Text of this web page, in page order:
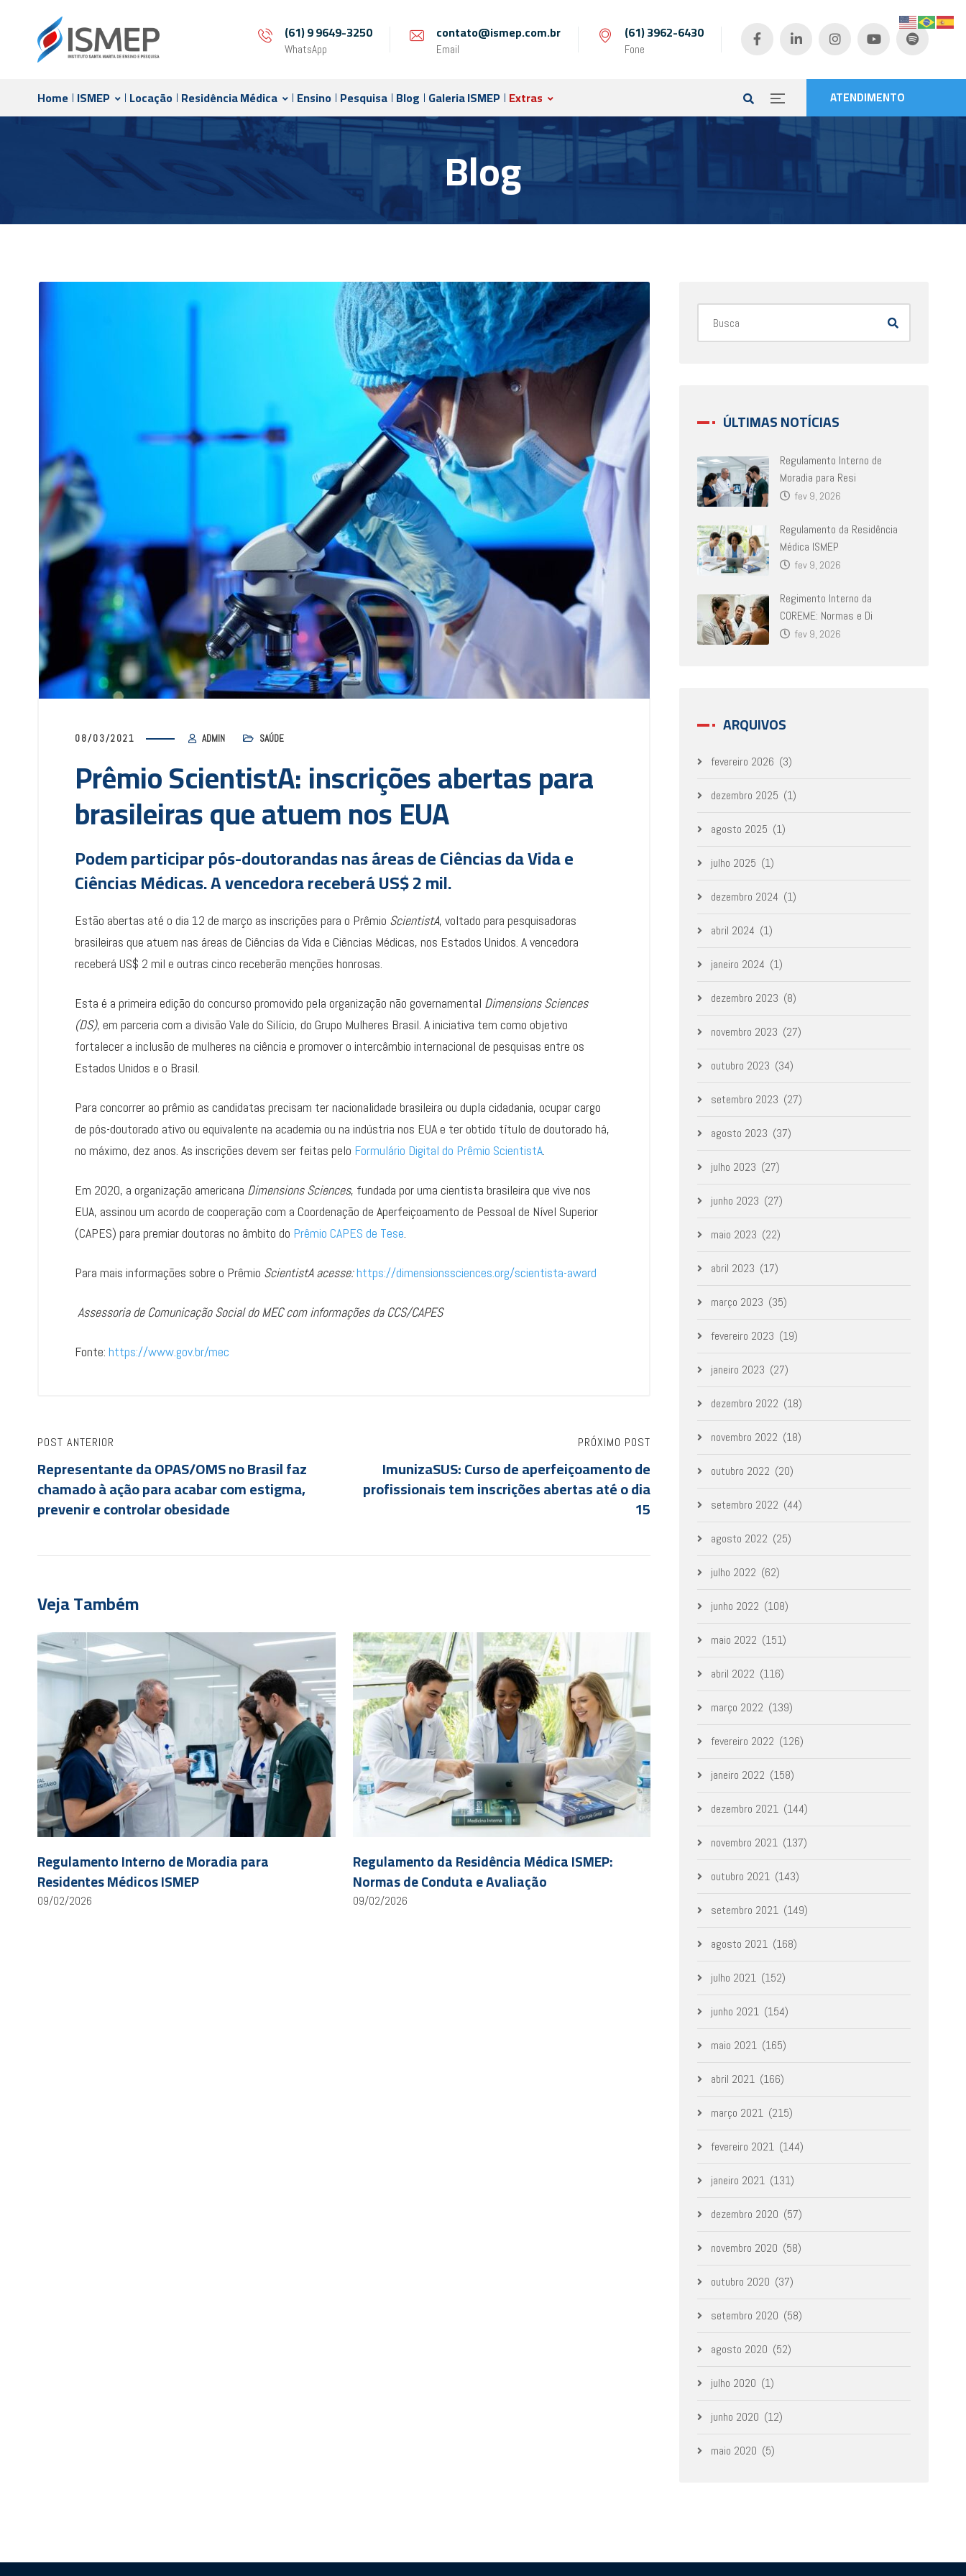
(61) 9 9649-3250
WhatsApp
contato@ismep.com.br
Email
(61) 3962-6430
Fone
ATENDIMENTO
Home ISMEP Locação Residência Médica Ensino Pesquisa Blog Galeria ISMEP Extras
Blog
08/03/2021 ADMIN SAÚDE
Prêmio ScientistA: inscrições abertas para
brasileiras que atuem nos EUA
Podem participar pós-doutorandas nas áreas de Ciências da Vida e
Ciências Médicas. A vencedora receberá US$ 2 mil.
Estão abertas até o dia 12 de março as inscrições para o Prêmio ScientistA, voltado para pesquisadoras
brasileiras que atuem nas áreas de Ciências da Vida e Ciências Médicas, nos Estados Unidos. A vencedora
receberá US$ 2 mil e outras cinco receberão menções honrosas.
Esta é a primeira edição do concurso promovido pela organização não governamental Dimensions Sciences
(DS), em parceria com a divisão Vale do Silício, do Grupo Mulheres Brasil. A iniciativa tem como objetivo
fortalecer a inclusão de mulheres na ciência e promover o intercâmbio internacional de pesquisas entre os
Estados Unidos e o Brasil.
Para concorrer ao prêmio as candidatas precisam ter nacionalidade brasileira ou dupla cidadania, ocupar cargo
de pós-doutorado ativo ou equivalente na academia ou na indústria nos EUA e ter obtido título de doutorado há,
no máximo, dez anos. As inscrições devem ser feitas pelo Formulário Digital do Prêmio ScientistA.
Em 2020, a organização americana Dimensions Sciences, fundada por uma cientista brasileira que vive nos
EUA, assinou um acordo de cooperação com a Coordenação de Aperfeiçoamento de Pessoal de Nível Superior
(CAPES) para premiar doutoras no âmbito do Prêmio CAPES de Tese.
Para mais informações sobre o Prêmio ScientistA acesse:https://dimensionssciences.org/scientista-award
Assessoria de Comunicação Social do MEC com informações da CCS/CAPES
Fonte: https://www.gov.br/mec
POST ANTERIOR
Representante da OPAS/OMS no Brasil faz
chamado à ação para acabar com estigma,
prevenir e controlar obesidade
PRÓXIMO POST
ImunizaSUS: Curso de aperfeiçoamento de
profissionais tem inscrições abertas até o dia
15
Veja Também
Regulamento Interno de Moradia para
Residentes Médicos ISMEP
09/02/2026
Regulamento da Residência Médica ISMEP:
Normas de Conduta e Avaliação
09/02/2026
ÚLTIMAS NOTÍCIAS
Regulamento Interno de
Moradia para Resi
fev 9, 2026
Regulamento da Residência
Médica ISMEP
fev 9, 2026
Regimento Interno da
COREME: Normas e Di
fev 9, 2026
ARQUIVOS
fevereiro 2026 (3)
dezembro 2025 (1)
agosto 2025 (1)
julho 2025 (1)
dezembro 2024 (1)
abril 2024 (1)
janeiro 2024 (1)
dezembro 2023 (8)
novembro 2023 (27)
outubro 2023 (34)
setembro 2023 (27)
agosto 2023 (37)
julho 2023 (27)
junho 2023 (27)
maio 2023 (22)
abril 2023 (17)
março 2023 (35)
fevereiro 2023 (19)
janeiro 2023 (27)
dezembro 2022 (18)
novembro 2022 (18)
outubro 2022 (20)
setembro 2022 (44)
agosto 2022 (25)
julho 2022 (62)
junho 2022 (108)
maio 2022 (151)
abril 2022 (116)
março 2022 (139)
fevereiro 2022 (126)
janeiro 2022 (158)
dezembro 2021 (144)
novembro 2021 (137)
outubro 2021 (143)
setembro 2021 (149)
agosto 2021 (168)
julho 2021 (152)
junho 2021 (154)
maio 2021 (165)
abril 2021 (166)
março 2021 (215)
fevereiro 2021 (144)
janeiro 2021 (131)
dezembro 2020 (57)
novembro 2020 (58)
outubro 2020 (37)
setembro 2020 (58)
agosto 2020 (52)
julho 2020 (1)
junho 2020 (12)
maio 2020 (5)